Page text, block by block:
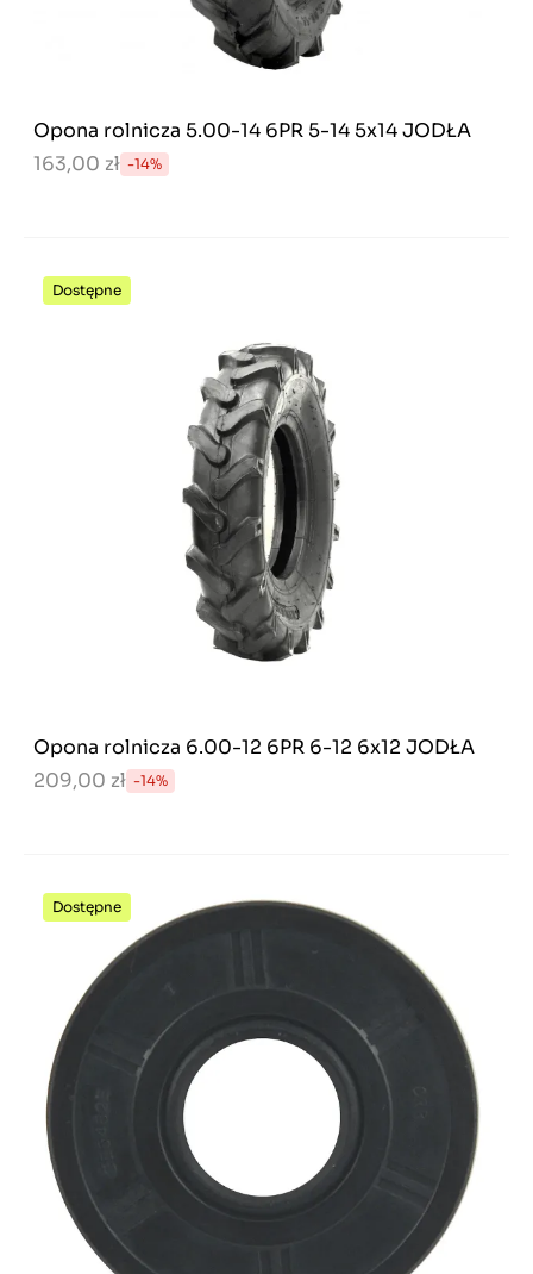
Opona rolnicza 5.00-14 6PR 5-14 5x14 JODŁA
163,00 zł -14%
Dostępne
Opona rolnicza 6.00-12 6PR 6-12 6x12 JODŁA
209,00 zł -14%
Dostępne